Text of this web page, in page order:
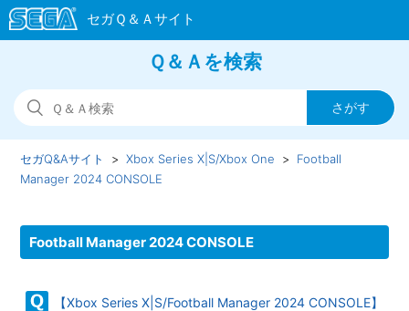
Ｑ＆Ａを検索
セガQ&Aサイト Xbox Series X|S/Xbox One
Football
Manager 2024 CONSOLE
Football Manager 2024 CONSOLE
【Xbox Series X|S/Football Manager 2024 CONSOLE】